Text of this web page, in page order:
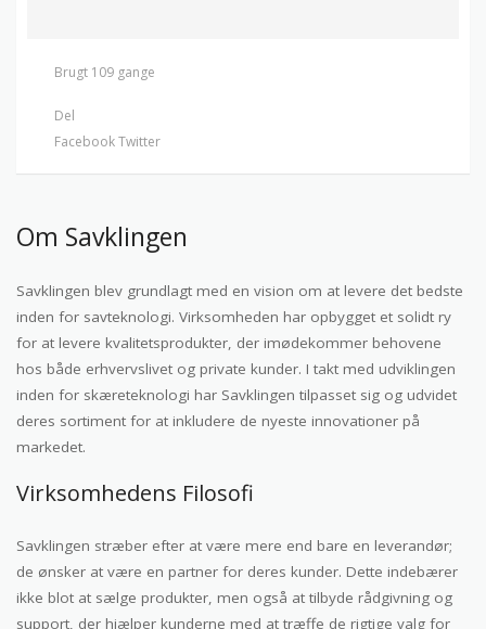
Brugt 109 gange
Del
FacebookTwitter
Om Savklingen
Savklingen blev grundlagt med en vision om at levere det bedste
inden for savteknologi. Virksomheden har opbygget et solidt ry
for at levere kvalitetsprodukter, der imødekommer behovene
hos både erhvervslivet og private kunder. I takt med udviklingen
inden for skæreteknologi har Savklingen tilpasset sig og udvidet
deres sortiment for at inkludere de nyeste innovationer på
markedet.
Virksomhedens Filosofi
Savklingen stræber efter at være mere end bare en leverandør;
de ønsker at være en partner for deres kunder. Dette indebærer
ikke blot at sælge produkter, men også at tilbyde rådgivning og
support, der hjælper kunderne med at træffe de rigtige valg for